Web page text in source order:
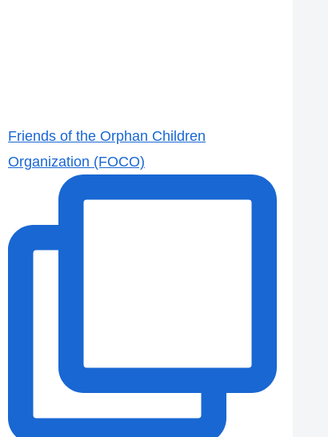
Friends of the Orphan Children
Organization (FOCO)